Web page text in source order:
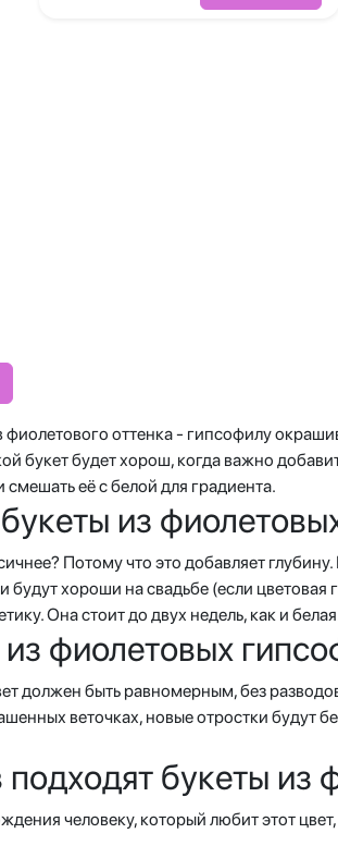
оттенка - гипсофилу
букет будет хорош, когда важно
её с белой для градиента.
из
Потому что это добавляет
будут хороши на свадьбе (если
Она стоит до двух недель, как и
фиолетовых
должен быть равномерным, без
веточках, новые отростки будут
букеты из
человеку, который любит этот